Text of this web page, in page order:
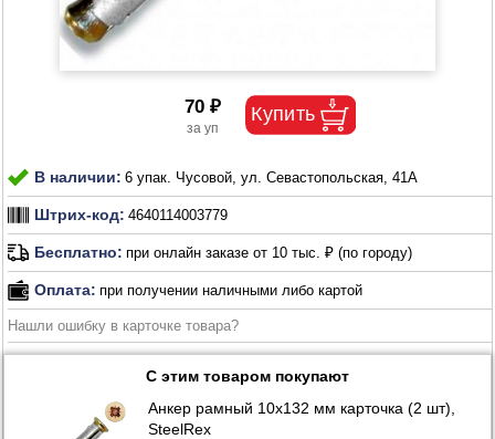
70 ₽
В наличии: 6 упак. Чусовой, ул. Севастопольская, 41А
Штрих-код: 4640114003779
Бесплатно: при онлайн заказе от 10 тыс. ₽ (по городу)
Оплата: при получении наличными либо картой
Нашли ошибку в карточке товара?
С этим товаром покупают
Анкер рамный 10х132 мм карточка (2 шт),
SteelRex